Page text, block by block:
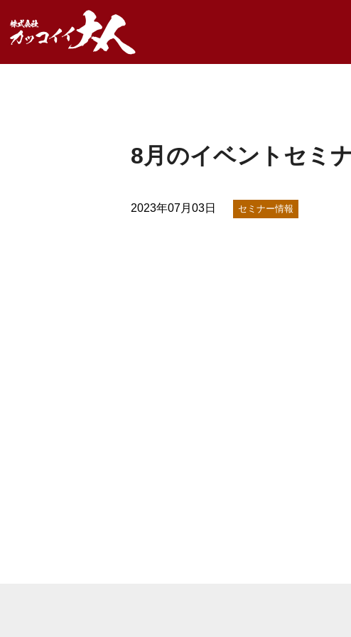
8月のイベントセミ
2023年07月03日 セミナー情報